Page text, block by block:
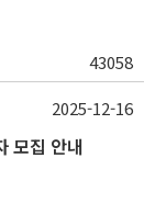
43058
모집 안내
2025-12-16